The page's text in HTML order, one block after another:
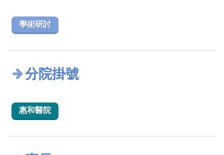
學術研討
分院掛號
惠和醫院